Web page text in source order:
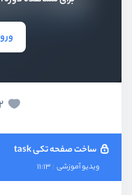
ویدیو آموزشی
ساخت صفحه تکی task
ویدیو آموزشی 11:13